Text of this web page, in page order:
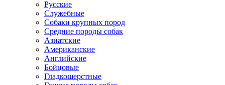
Русские
Служебные
Собаки крупных пород
Средние породы собак
Азиатские
Американские
Английские
Бойцовые
Гладкошерстные